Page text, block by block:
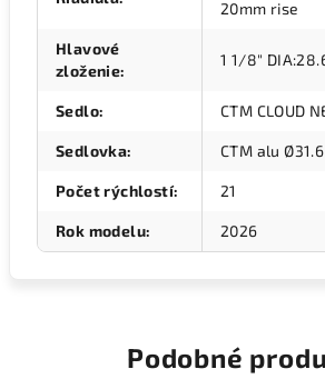
20mm rise
Hlavové
zloženie:
1 1/8"
Sedlo: CTM CLOUD
Sedlovka: CTM alu
Počet rýchlostí: 21
Rok modelu: 2026
Podobné